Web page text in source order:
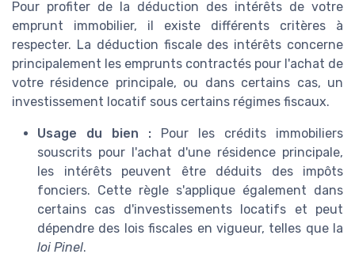
Pour profiter de la déduction des intérêts de votre
emprunt immobilier, il existe différents critères à
respecter. La déduction fiscale des intérêts concerne
principalement les emprunts contractés pour l'achat de
votre résidence principale, ou dans certains cas, un
investissement locatif sous certains régimes fiscaux.
Usage du bien : Pour les crédits immobiliers
souscrits pour l'achat d'une résidence principale,
les intérêts peuvent être déduits des impôts
fonciers. Cette règle s'applique également dans
certains cas d'investissements locatifs et peut
dépendre des lois fiscales en vigueur, telles que la
loi Pinel.